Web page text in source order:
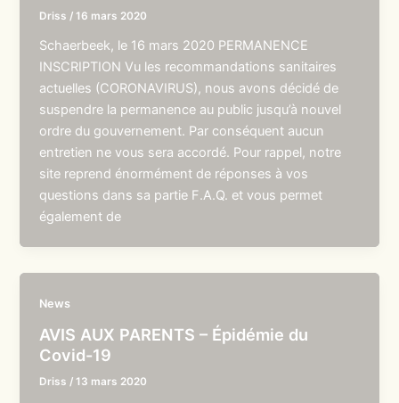
Driss /16 mars 2020
Schaerbeek, le 16 mars 2020 PERMANENCE
INSCRIPTION Vu les recommandations sanitaires
actuelles (CORONAVIRUS), nous avons décidé de
suspendre la permanence au public jusqu’à nouvel
ordre du gouvernement. Par conséquent aucun
entretien ne vous sera accordé. Pour rappel, notre
site reprend énormément de réponses à vos
questions dans sa partie F.A.Q. et vous permet
également de
News
AVIS AUX PARENTS – Épidémie du
Covid-19
Driss /13 mars 2020